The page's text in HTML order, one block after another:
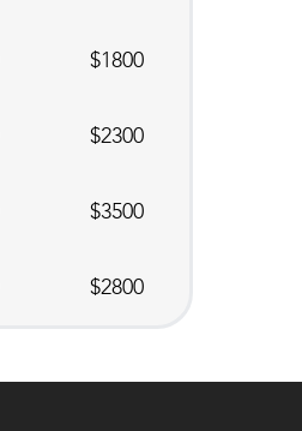
$1800
$2300
$3500
$2800